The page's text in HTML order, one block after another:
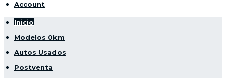
Account
Inicio
Modelos 0km
Autos Usados
Postventa